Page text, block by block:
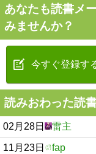
あなたも読書メ
みませんか？
今すぐ登録す
読みおわった読
02月28日 雷主
11月23日 fap